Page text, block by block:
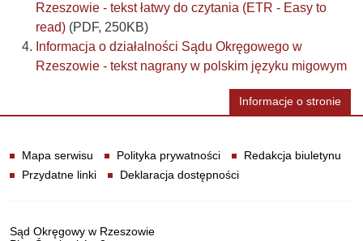
Rzeszowie - tekst łatwy do czytania (ETR - Easy to
read) (PDF, 250KB)
Informacja o działalności Sądu Okręgowego w
Rzeszowie - tekst nagrany w polskim języku migowym
Informacje o stronie
Mapa serwisu Polityka prywatności
Redakcja biuletynu
Przydatne linki
Deklaracja dostępności
Sąd Okręgowy w Rzeszowie